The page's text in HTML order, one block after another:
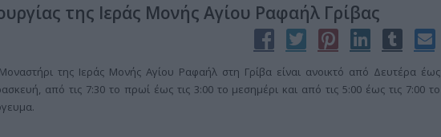
της Ιεράς Μονής Αγίου Ραφαήλ Γρίβας
της Ιεράς Μονής Αγίου Ραφαήλ στη Γρίβα είναι ανοικτό από Δευτέρα έως
από τις 7:30 το πρωί έως τις 3:00 το μεσημέρι και από τις 5:00 έως τις 7:00 το